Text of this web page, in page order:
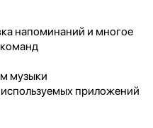
напоминаний и многое
музыки
приложений